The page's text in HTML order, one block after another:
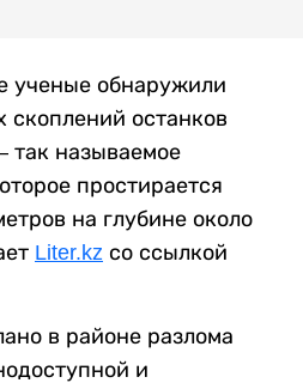
ученые обнаружили
останков
так называемое
простирается
на глубине около
Liter.kz со ссылкой
в районе разлома
и